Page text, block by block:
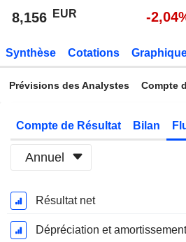
8,156 EUR -
Synthèse Cotations
Prévisions des Analystes Compte
Compte de Résultat Bilan
Annuel
Période
Fiscale:
Décembre
Résultat net
Dépréciation et